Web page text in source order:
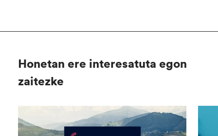
Honetan ere interesatuta egon
zaitezke